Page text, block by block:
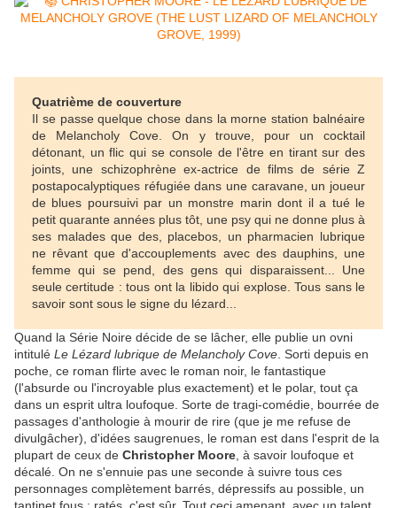
Quatrième de couverture
Il se passe quelque chose dans la morne station balnéaire
de Melancholy Cove. On y trouve, pour un cocktail
détonant, un flic qui se console de l'être en tirant sur des
joints, une schizophrène ex-actrice de films de série Z
postapocalyptiques réfugiée dans une caravane, un joueur
de blues poursuivi par un monstre marin dont il a tué le
petit quarante années plus tôt, une psy qui ne donne plus à
ses malades que des, placebos, un pharmacien lubrique
ne rêvant que d'accouplements avec des dauphins, une
femme qui se pend, des gens qui disparaissent... Une
seule certitude : tous ont la libido qui explose. Tous sans le
savoir sont sous le signe du lézard...
Quand la Série Noire décide de se lâcher, elle publie un ovni
intitulé Le Lézard lubrique de Melancholy Cove . Sorti depuis en
poche, ce roman flirte avec le roman noir, le fantastique
(l'absurde ou l'incroyable plus exactement) et le polar, tout ça
dans un esprit ultra loufoque. Sorte de tragi-comédie, bourrée de
passages d'anthologie à mourir de rire (que je me refuse de
divulgâcher), d'idées saugrenues, le roman est dans l'esprit de la
plupart de ceux de Christopher Moore , à savoir loufoque et
décalé. On ne s'ennuie pas une seconde à suivre tous ces
personnages complètement barrés, dépressifs au possible, un